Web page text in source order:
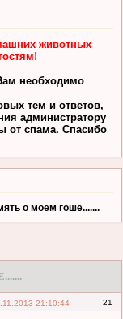
животных
необходимо
тем и ответов,
администратору
от спама. Спасибо
о моем гоше.......
21
21:10:44